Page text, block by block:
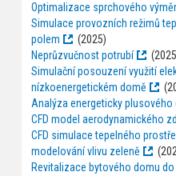
Optimalizace sprchového
Simulace provozních režimů
polem
(2025)
Neprůzvučnost potrubí
Simulační posouzení využití
nízkoenergetickém domě
Analýza energeticky plusového
CFD model aerodynamického
CFD simulace tepelného
modelování vlivu zeleně
Revitalizace bytového domu